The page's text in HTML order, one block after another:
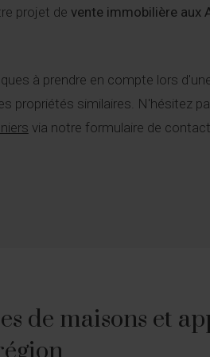
projet de vente immobilière aux
à prendre en compte lors
propriétés similaires. N'hésitez
via notre formulaire de
de maisons et